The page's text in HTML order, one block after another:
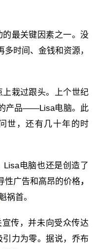
最关键因素之一。 没
多时间、金钱和资源，
栽过跟头。上个世纪
产品——Lisa电脑。此
世，还有几十年的时
电脑也还是创造了
性广告和高昂的价格，
祸首。
传，并未向受众传达
力为零。据说，乔布